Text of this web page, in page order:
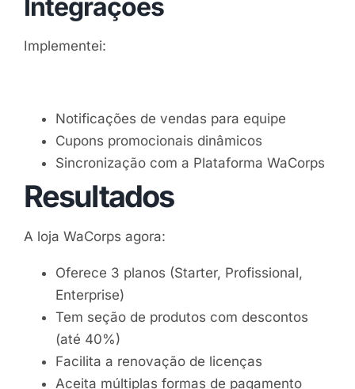
Integrações
Implementei:
Notificações de vendas para equipe
Cupons promocionais dinâmicos
Sincronização com a Plataforma WaCorps
Resultados
A loja WaCorps agora:
Oferece 3 planos (Starter, Profissional,
Enterprise)
Tem seção de produtos com descontos
(até 40%)
Facilita a renovação de licenças
Aceita múltiplas formas de pagamento